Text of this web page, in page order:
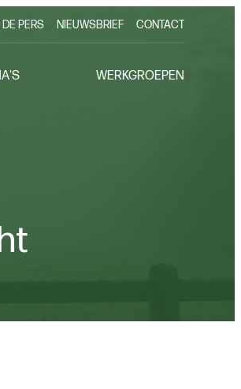
DE PERS NIEUWSBRIEF CONTACT
WERKGROEPEN